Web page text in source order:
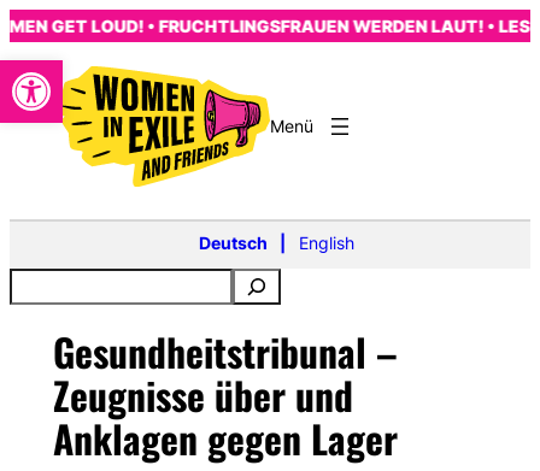
Open toolbar
Zum
Inhalt
springen
GET LOUD! • FRUCHTLINGSFRAUEN WERDEN LAUT! • LES
Deutsch English
Gesundheitstribunal –
Zeugnisse über und
Anklagen gegen Lager